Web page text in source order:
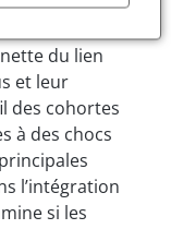
du lien
et leur
des cohortes
à des chocs
l’intégration
si les